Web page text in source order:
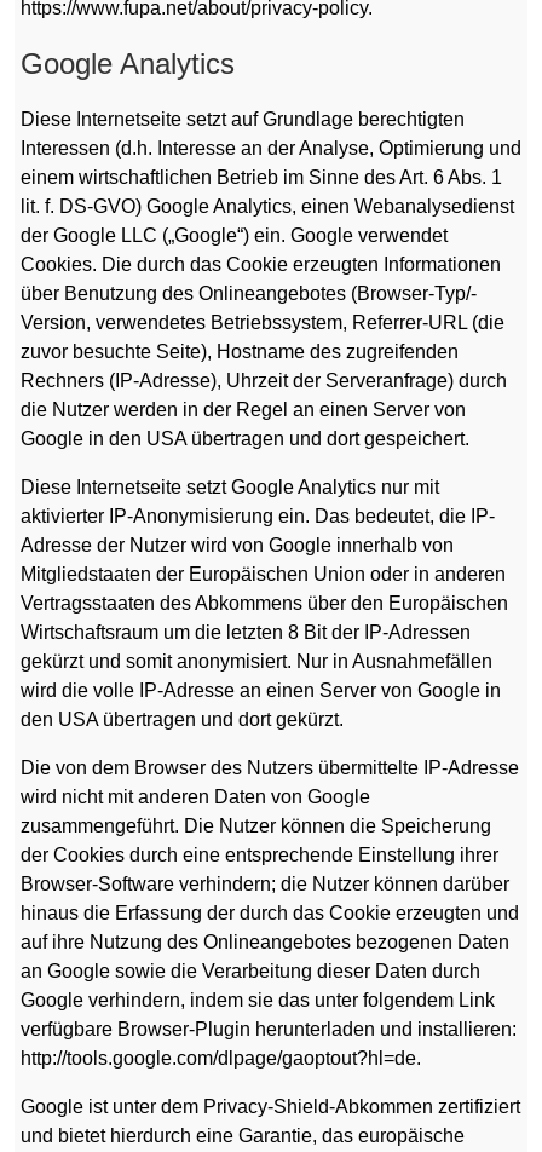
https://www.fupa.net/about/privacy-policy.
Google Analytics
Diese Internetseite setzt auf Grundlage berechtigten
Interessen (d.h. Interesse an der Analyse, Optimierung und
einem wirtschaftlichen Betrieb im Sinne des Art. 6 Abs. 1
lit. f. DS-GVO) Google Analytics, einen Webanalysedienst
der Google LLC („Google“) ein. Google verwendet
Cookies. Die durch das Cookie erzeugten Informationen
über Benutzung des Onlineangebotes (Browser-Typ/-
Version, verwendetes Betriebssystem, Referrer-URL (die
zuvor besuchte Seite), Hostname des zugreifenden
Rechners (IP-Adresse), Uhrzeit der Serveranfrage) durch
die Nutzer werden in der Regel an einen Server von
Google in den USA übertragen und dort gespeichert.
Diese Internetseite setzt Google Analytics nur mit
aktivierter IP-Anonymisierung ein. Das bedeutet, die IP-
Adresse der Nutzer wird von Google innerhalb von
Mitgliedstaaten der Europäischen Union oder in anderen
Vertragsstaaten des Abkommens über den Europäischen
Wirtschaftsraum um die letzten 8 Bit der IP-Adressen
gekürzt und somit anonymisiert. Nur in Ausnahmefällen
wird die volle IP-Adresse an einen Server von Google in
den USA übertragen und dort gekürzt.
Die von dem Browser des Nutzers übermittelte IP-Adresse
wird nicht mit anderen Daten von Google
zusammengeführt. Die Nutzer können die Speicherung
der Cookies durch eine entsprechende Einstellung ihrer
Browser-Software verhindern; die Nutzer können darüber
hinaus die Erfassung der durch das Cookie erzeugten und
auf ihre Nutzung des Onlineangebotes bezogenen Daten
an Google sowie die Verarbeitung dieser Daten durch
Google verhindern, indem sie das unter folgendem Link
verfügbare Browser-Plugin herunterladen und installieren:
http://tools.google.com/dlpage/gaoptout?hl=de.
Google ist unter dem Privacy-Shield-Abkommen zertifiziert
und bietet hierdurch eine Garantie, das europäische